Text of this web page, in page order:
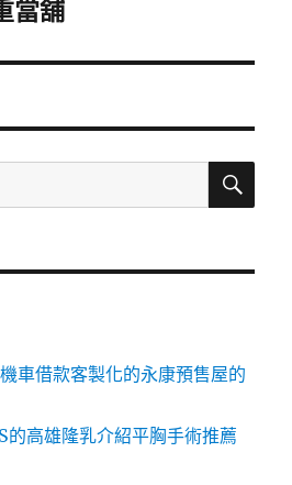
當舖
搜
車借款客製化的永康預售屋的
的高雄隆乳介紹平胸手術推薦